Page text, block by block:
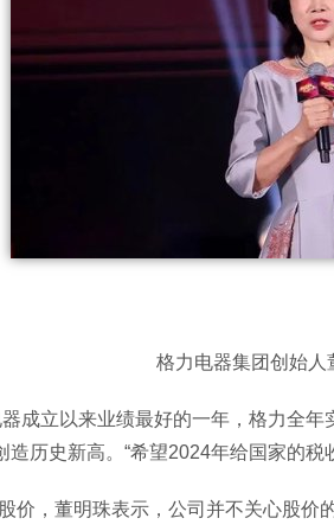
格力电器集团创始人
成立以来业绩最好的一年，格力全
造历史新高。“希望2024年给国家的税
价，董明珠表示，公司并不关心股